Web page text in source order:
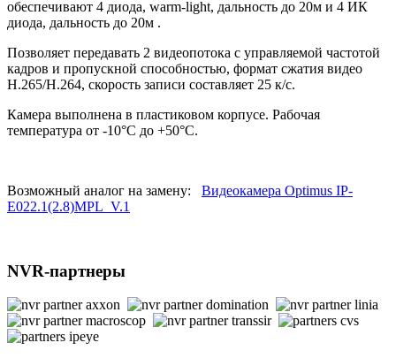
обеспечивают 4 диода, warm-light, дальность до 20м и 4 ИК
диода, дальность до 20м .
Позволяет передавать 2 видеопотока с управляемой частотой
кадров и пропускной способностью, формат сжатия видео
H.265/H.264, скорость записи составляет 25 к/с.
Камера выполнена в пластиковом корпусе. Рабочая
температура от -10°С до +50°С.
Возможный аналог на замену: Видеокамера Optimus IP-
E022.1(2.8)MPL_V.1
NVR-партнеры